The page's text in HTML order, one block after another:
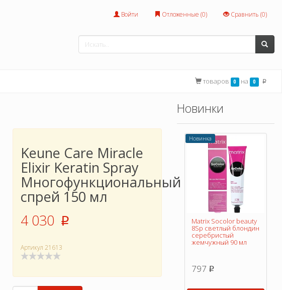
Войти Отложенные (0) Сравнить (0)
товаров 0 на 0 p
Keune Care Miracle
Elixir Keratin Spray
Многофункциональный
спрей 150 мл
4 030 p
Артикул 21613
Новинки
Новинка
Matrix Socolor beauty
8Sp светлый блондин
серебристый
жемчужный 90 мл
797 p